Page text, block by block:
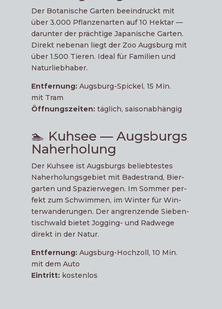
Der Bota­ni­sche Gar­ten beein­druckt mit
über 3.000 Pflan­zen­ar­ten auf 10 Hekt­ar —
dar­un­ter der präch­ti­ge Japa­ni­sche Gar­ten.
Direkt neben­an liegt der Zoo Augs­burg mit
über 1.500 Tie­ren. Ide­al für Fami­li­en und
Naturliebhaber.
Ent­fer­nung:Augs­burg-Spi­ckel, 15 Min.
mit Tram
Öff­nungs­zei­ten:täg­lich, saisonabhängig
🏊 Kuhsee — Augsburgs
Naherholung
Der Kuh­see ist Augs­burgs belieb­tes­tes
Nah­erho­lungs­ge­biet mit Bade­strand, Bier­
gar­ten und Spa­zier­we­gen. Im Som­mer per­
fekt zum Schwim­men, im Win­ter für Win­
ter­wan­de­run­gen. Der angren­zen­de Sie­ben­
ti­sch­wald bie­tet Jog­ging- und Rad­we­ge
direkt in der Natur.
Ent­fer­nung:Augs­burg-Hoch­zoll, 10 Min.
mit dem Auto
Ein­tritt:kostenlos